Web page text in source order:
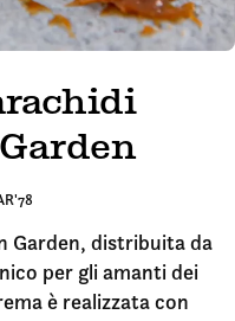
Garden, distribuita da
per gli amanti dei
è realizzata con